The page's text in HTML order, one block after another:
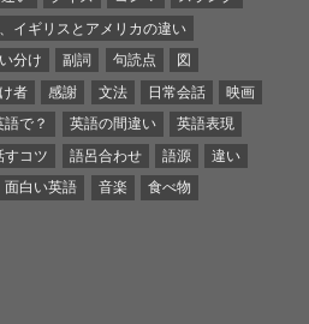
イギリスとアメリカの違い
分け 副詞 句読点
図
者 感謝 文法 日常会話
映画
語で？ 英語の間違い
英語表現
すコツ 語呂合わせ 語源
違い
面白い英語 音楽 食べ物